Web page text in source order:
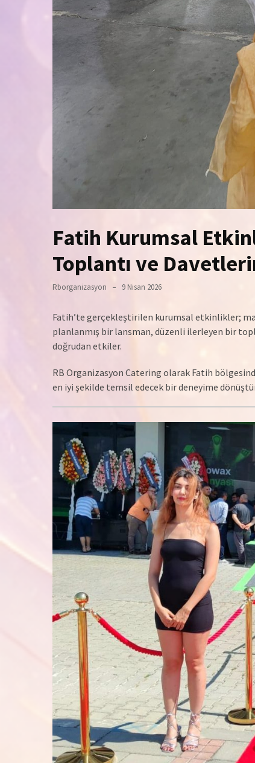
Fatih Kurumsal
Toplantı ve
Rborganizasyon 9 Nisan 2026
Fatih’te gerçekleştirilen kurumsal etkinlikler;
planlanmış bir lansman, düzenli ilerleyen bir
doğrudan etkiler.
RB Organizasyon Catering olarak Fatih
en iyi şekilde temsil edecek bir deneyime